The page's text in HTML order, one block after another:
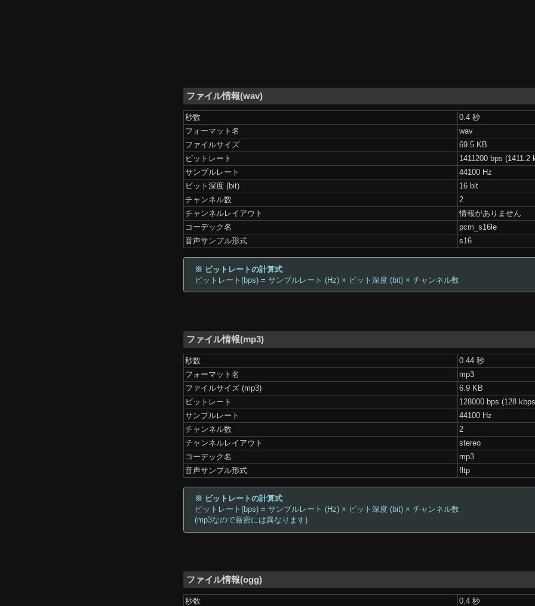
ファイル情報(wav)
秒数
0.4 秒
フォーマット名
wav
ファイルサイズ
69.5 KB
ビットレート
1411200 bps (1411.2
サンプルレート
44100 Hz
ビット深度 (bit)
16 bit
チャンネル数
2
チャンネルレイアウト
情報がありません
コーデック名
pcm_s16le
音声サンプル形式
s16
※ ビットレートの計算式
ビットレート(bps) = サンプルレート (Hz) × ビット深度 (bit) × チャンネル数
ファイル情報(mp3)
秒数
0.44 秒
フォーマット名
mp3
ファイルサイズ (mp3)
6.9 KB
ビットレート
128000 bps (128
サンプルレート
44100 Hz
チャンネル数
2
チャンネルレイアウト
stereo
コーデック名
mp3
音声サンプル形式
fltp
※ ビットレートの計算式
ビットレート(bps) = サンプルレート (Hz) × ビット深度 (bit) × チャンネル数
(mp3なので厳密には異なります)
ファイル情報(ogg)
秒数
0.4 秒